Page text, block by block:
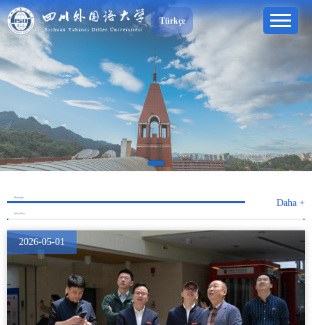
Türkçe
Haberler
Etkinlikler
Daha +
2026-05-01 2026-04-30